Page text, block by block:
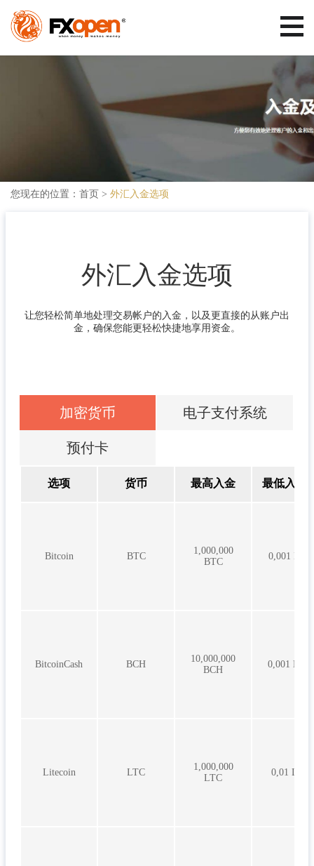
您现在的位置： 首页 > 外汇入金选项
外汇入金选项
让您轻松简单地处理交易帐户的入金，以及更直接的从账户出
金，确保您能更轻松快捷地享用资金。
加密货币 电子支付系统
预付卡
选项 货币 最高入金 最低入金
Bitcoin BTC
1,000,000
BTC
0,001 BTC
BitcoinCash BCH
10,000,000
BCH
0,001 BCH
Litecoin LTC
1,000,000
LTC
0,01 LTC